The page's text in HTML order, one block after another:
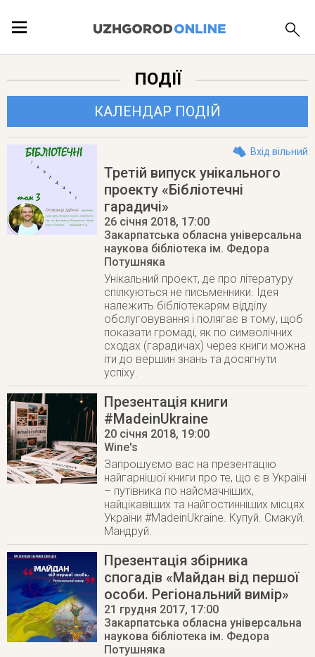
ПУБЛІКАЦІЇ
ПОДІЇ
КАЛЕНДАР ПОДІЙ
Вхід вільний
Третій випуск унікального
проекту «Бібліотечні
гарадичі»
26 січня 2018, 17:00
Закарпатська обласна універсальна
наукова бібліотека ім. Федора
Потушняка
Унікальний проект, де про літературу
спілкуються не письменники. Ідея
належить бібліотекарям відділу
обслуговування і полягає в тому, щоб
показати громаді, як по символічних
сходах (гарадичах) через книги можна
іти до вершин знань та досягнути
успіху.
Презентація книги
#MadeinUkraine
20 січня 2018, 19:00
Wine's
Запрошуємо вас на презентацію
найгарнішої книги про те, що є в Україні
– путівника по найсмачніших,
найцікавіших та найгостинніших місцях
України #MadeinUkraine. Купуй. Смакуй.
Мандруй.
Презентація збірника
спогадів «Майдан від першої
особи. Регіональний вимір»
21 грудня 2017, 17:00
Закарпатська обласна універсальна
наукова бібліотека ім. Федора
Потушняка